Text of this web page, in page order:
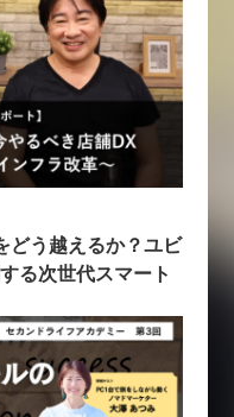
どう越えるか？ユビ
る次世代スマート